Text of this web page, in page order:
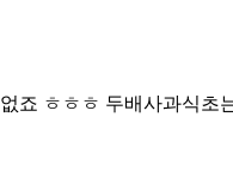
죠 ㅎㅎㅎ 두배사과식